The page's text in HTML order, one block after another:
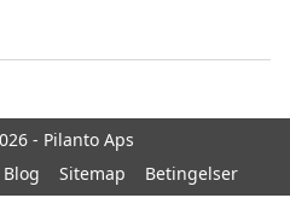
- Pilanto Aps
Blog Sitemap Betingelser